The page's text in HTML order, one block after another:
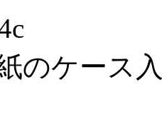
のケース